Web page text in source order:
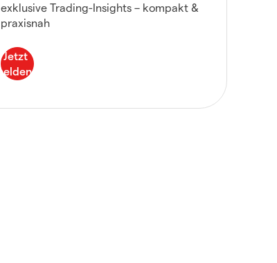
exklusive Trading-Insights – kompakt &
praxisnah